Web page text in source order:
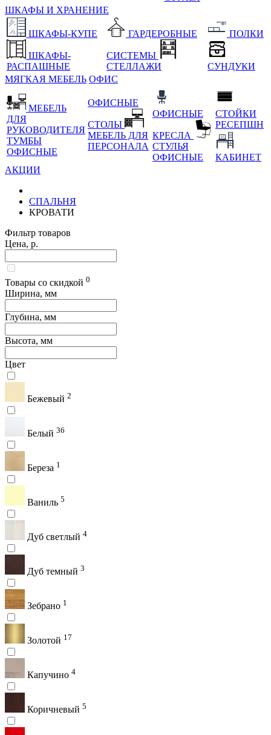
ШКАФЫ И ХРАНЕНИЕ
ШКАФЫ-КУПЕ
ШКАФЫ-
РАСПАШНЫЕ
ГАРДЕРОБНЫЕ
СИСТЕМЫ
СТЕЛЛАЖИ
ПОЛКИ
СУНДУКИ
МЯГКАЯ МЕБЕЛЬ ОФИС
МЕБЕЛЬ
ДЛЯ
РУКОВОДИТЕЛЯ
ТУМБЫ
ОФИСНЫЕ
ОФИСНЫЕ
СТОЛЫ
МЕБЕЛЬ ДЛЯ
ПЕРСОНАЛА
ОФИСНЫЕ
КРЕСЛА
СТУЛЬЯ
ОФИСНЫЕ
СТОЙКИ
РЕСЕПШН
КАБИНЕТ
АКЦИИ
СПАЛЬНЯ
КРОВАТИ
Фильтр товаров
Цена, р.
Товары со скидкой 0
Ширина, мм
Глубина, мм
Высота, мм
Цвет
Бежевый 2
Белый 36
Береза 1
Ваниль 5
Дуб светлый 4
Дуб темный 3
Зебрано 1
Золотой 17
Капучино 4
Коричневый 5